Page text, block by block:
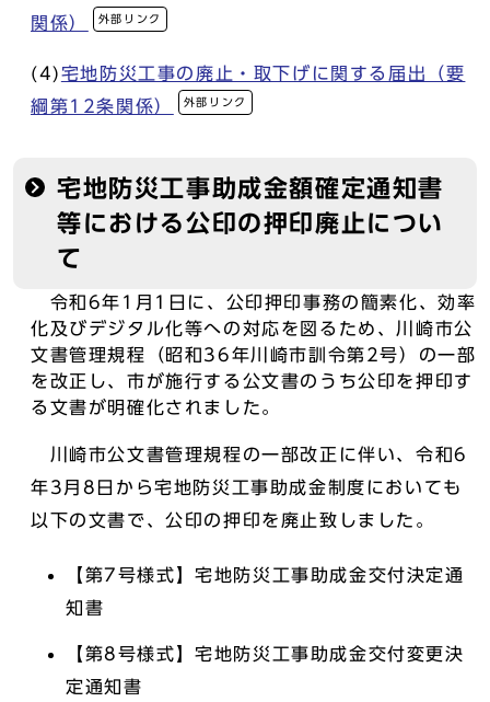
関係）
外部リンク
(4)宅地防災工事の廃止・取下げに関する届出（要
綱第12条関係）
外部リンク
宅地防災工事助成金額確定通知書
等における公印の押印廃止につい
て
令和6年1月1日に、公印押印事務の簡素化、効率
化及びデジタル化等への対応を図るため、川崎市公
文書管理規程（昭和36年川崎市訓令第2号）の一部
を改正し、市が施行する公文書のうち公印を押印す
る文書が明確化されました。
川崎市公文書管理規程の一部改正に伴い、令和6
年3月8日から宅地防災工事助成金制度においても
以下の文書で、公印の押印を廃止致しました。
【第7号様式】宅地防災工事助成金交付決定通
知書
【第8号様式】宅地防災工事助成金交付変更決
定通知書